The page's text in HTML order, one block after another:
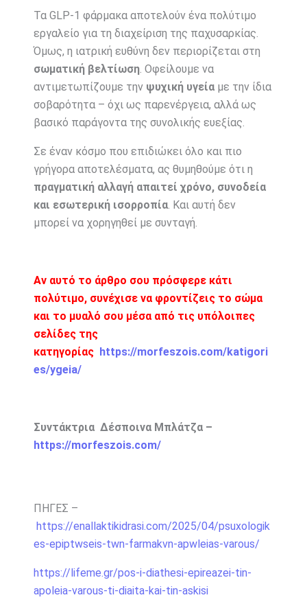
Τα GLP-1 φάρμακα αποτελούν ένα πολύτιμο
εργαλείο για τη διαχείριση της παχυσαρκίας.
Όμως, η ιατρική ευθύνη δεν περιορίζεται στη
σωματική βελτίωση. Οφείλουμε να
αντιμετωπίζουμε την ψυχική υγείαμε την ίδια
σοβαρότητα – όχι ως παρενέργεια, αλλά ως
βασικό παράγοντα της συνολικής ευεξίας.
Σε έναν κόσμο που επιδιώκει όλο και πιο
γρήγορα αποτελέσματα, ας θυμηθούμε ότι η
πραγματική αλλαγή απαιτεί χρόνο, συνοδεία
και εσωτερική ισορροπία. Και αυτή δεν
μπορεί να χορηγηθεί με συνταγή.
Αν αυτό το άρθρο σου πρόσφερε κάτι
πολύτιμο, συνέχισε να φροντίζεις το σώμα
και το μυαλό σου μέσα από τις υπόλοιπες
σελίδες της
κατηγορίας https://morfeszois.com/katigori
es/ygeia/
Συντάκτρια Δέσποινα Μπλάτζα –
https://morfeszois.com/
ΠΗΓΕΣ –
https://enallaktikidrasi.com/2025/04/psuxologik
es-epiptwseis-twn-farmakvn-apwleias-varous/
https://lifeme.gr/pos-i-diathesi-epireazei-tin-
apoleia-varous-ti-diaita-kai-tin-askisi